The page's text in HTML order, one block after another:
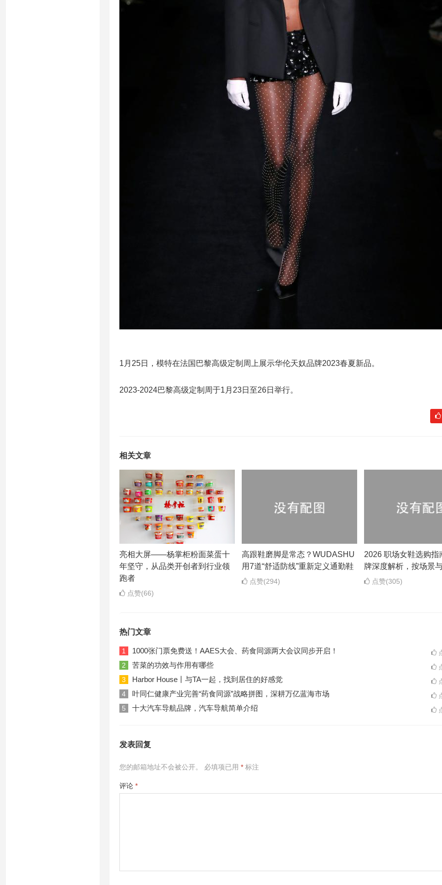
1月25日，模特在法国巴黎高级定制周上展示华伦天奴品牌2023春夏新品。
2023-2024巴黎高级定制周于1月23日至26日举行。
相关文章
亮相大屏——杨掌柜粉面菜蛋十
年坚守，从品类开创者到行业领
跑者
点赞(66)
高跟鞋磨脚是常态？WUDASHU
用7道“舒适防线”重新定义通勤鞋
点赞(294)
2026 职场女鞋选购指
牌深度解析，按场景
点赞(305)
热门文章
1 1000张门票免费送！AAES大会、药食同源两大会议同步开启！
2 苦菜的功效与作用有哪些
3 Harbor House丨与TA一起，找到居住的好感觉
4 叶同仁健康产业完善“药食同源”战略拼图，深耕万亿蓝海市场
5 十大汽车导航品牌，汽车导航简单介绍
发表回复
您的邮箱地址不会被公开。 必填项已用 * 标注
评论 *